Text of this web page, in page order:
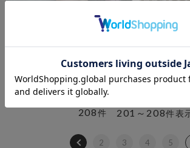
creamy organdy dot puff
￥17,050
amerge.
美脚 strech
￥17,600
201～208件表
208件
2 3 4 5